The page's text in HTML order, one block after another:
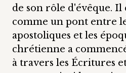
de son rôle d'évêque. Il
comme un pont entre
apostoliques et les
chrétienne a
à travers les Écritures